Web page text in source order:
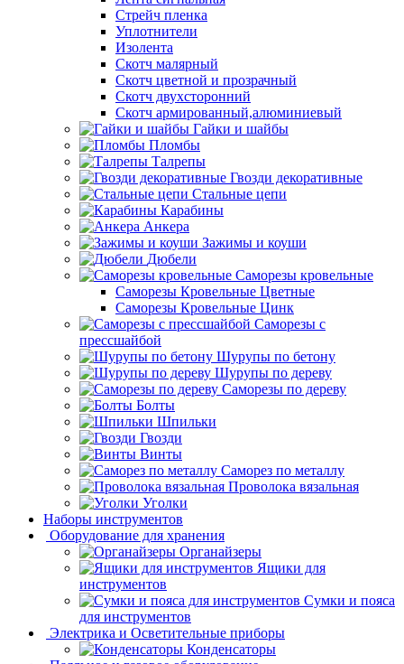
Стрейч пленка
Уплотнители
Изолента
Скотч малярный
Скотч цветной и прозрачный
Скотч двухсторонний
Скотч армированный,алюминиевый
Гайки и шайбы
Пломбы
Талрепы
Гвозди декоративные
Стальные цепи
Карабины
Анкера
Зажимы и коуши
Дюбели
Саморезы кровельные
Саморезы Кровельные Цветные
Саморезы Кровельные Цинк
Саморезы с
прессшайбой
Шурупы по бетону
Шурупы по дереву
Саморезы по дереву
Болты
Шпильки
Гвозди
Винты
Саморез по металлу
Проволока вязальная
Уголки
Наборы инструментов
Оборудование для хранения
Органайзеры
Ящики для
инструментов
Сумки и пояса
для инструментов
Электрика и Осветительные приборы
Конденсаторы